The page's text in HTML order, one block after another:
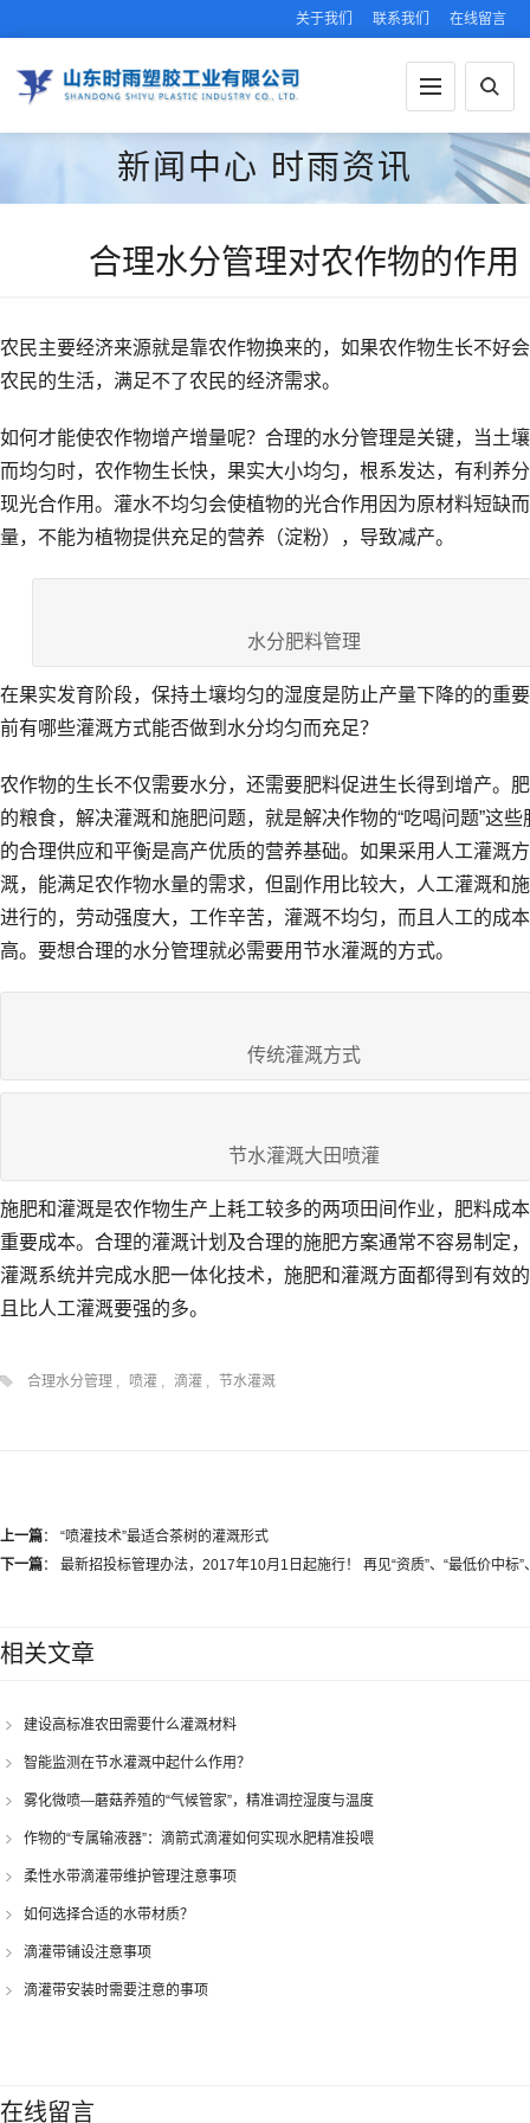
关于我们 联系我们 在线留言
新闻中心 时雨资讯
合理水分管理对农作物的作用
农民主要经济来源就是靠农作物换来的，如果农作物生长不好
农民的生活，满足不了农民的经济需求。
如何才能使农作物增产增量呢？合理的水分管理是关键，当土
而均匀时，农作物生长快，果实大小均匀，根系发达，有利养
现光合作用。灌水不均匀会使植物的光合作用因为原材料短缺
量，不能为植物提供充足的营养（淀粉），导致减产。
水分肥料管理
在果实发育阶段，保持土壤均匀的湿度是防止产量下降的的重
前有哪些灌溉方式能否做到水分均匀而充足？
农作物的生长不仅需要水分，还需要肥料促进生长得到增产。
的粮食，解决灌溉和施肥问题，就是解决作物的“吃喝问题”这些
的合理供应和平衡是高产优质的营养基础。如果采用人工灌溉
溉，能满足农作物水量的需求，但副作用比较大，人工灌溉和
进行的，劳动强度大，工作辛苦，灌溉不均匀，而且人工的成
高。要想合理的水分管理就必需要用节水灌溉的方式。
传统灌溉方式
节水灌溉大田喷灌
施肥和灌溉是农作物生产上耗工较多的两项田间作业，肥料成
重要成本。合理的灌溉计划及合理的施肥方案通常不容易制定
灌溉系统并完成水肥一体化技术，施肥和灌溉方面都得到有效
且比人工灌溉要强的多。
合理水分管理 , 喷灌 , 滴灌 , 节水灌溉
上一篇： “喷灌技术”最适合茶树的灌溉形式
下一篇： 最新招投标管理办法，2017年10月1日起施行！ 再见“资质”、“最低价中标”
相关文章
建设高标准农田需要什么灌溉材料
智能监测在节水灌溉中起什么作用？
雾化微喷—蘑菇养殖的“气候管家”，精准调控湿度与温度
作物的“专属输液器”：滴箭式滴灌如何实现水肥精准投喂
柔性水带滴灌带维护管理注意事项
如何选择合适的水带材质？
滴灌带铺设注意事项
滴灌带安装时需要注意的事项
在线留言